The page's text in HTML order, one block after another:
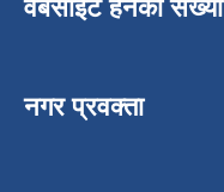
वेबसाईट हेर्नेको संख्या
नगर प्रवक्ता